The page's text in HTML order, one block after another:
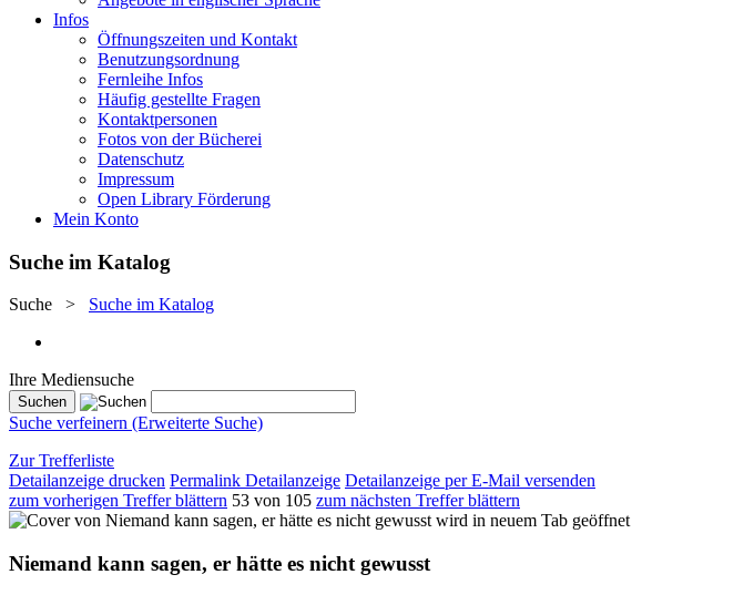
Infos
Öffnungszeiten und Kontakt
Benutzungsordnung
Fernleihe Infos
Häufig gestellte Fragen
Kontaktpersonen
Fotos von der Bücherei
Datenschutz
Impressum
Open Library Förderung
Mein Konto
Suche im Katalog
Suche > Suche im Katalog
Ihre Mediensuche
Suche verfeinern (Erweiterte Suche)
Zur Trefferliste
Detailanzeige drucken Permalink Detailanzeige Detailanzeige per E-Mail versenden
zum vorherigen Treffer blättern 53 von 105 zum nächsten Treffer blättern
wird in neuem Tab geöffnet
Niemand kann sagen, er hätte es nicht gewusst